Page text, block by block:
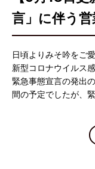
言」に伴う
日頃よりみそ吟をご
新型コロナウイルス
緊急事態宣言の発出
間の予定でしたが、